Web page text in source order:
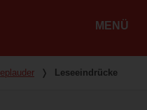
MENÜ
❭ Leseeindrücke